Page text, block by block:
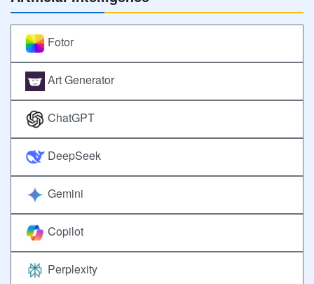
Fotor
Art Generator
ChatGPT
DeepSeek
Gemini
Copilot
Perplexity